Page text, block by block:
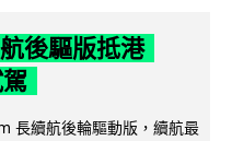
後驅版抵港
長續航後輪驅動版，續航最